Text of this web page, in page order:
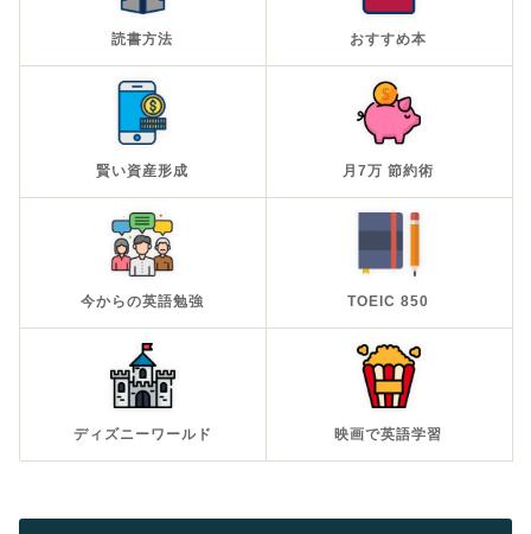
読書方法 おすすめ本
賢い資産形成 月7万 節約術
今からの英語勉強 TOEIC 850
ディズニーワールド 映画で英語学習